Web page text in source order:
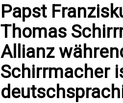
Papst
Thomas
Allianz
Schirrmacher